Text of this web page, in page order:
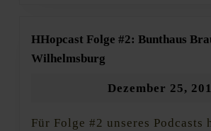
HHopcast Folge #2: Bunthaus
Wilhelmsburg
#2:
Bunthaus
in
Dezember 25,
Für Folge #2 unseres Podcasts